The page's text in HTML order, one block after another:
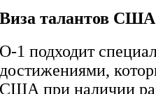
Виза талантов
O-1 подходит
достижениями,
США при наличии